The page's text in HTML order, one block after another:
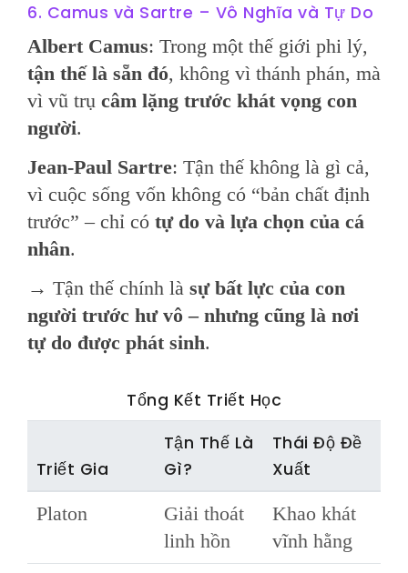
6. Camus và Sartre – Vô Nghĩa và Tự Do
Albert Camus: Trong một thế giới phi lý,
tận thế là sẵn đó, không vì thánh phán, mà
vì vũ trụ câm lặng trước khát vọng con
người.
Jean-Paul Sartre: Tận thế không là gì cả,
vì cuộc sống vốn không có “bản chất định
trước” – chỉ có tự do và lựa chọn của cá
nhân.
→ Tận thế chính là sự bất lực của con
người trước hư vô – nhưng cũng là nơi
tự do được phát sinh.
Tổng Kết Triết Học
Triết Gia
Tận Thế Là
Gì?
Thái Độ Đề
Xuất
Platon
Giải thoát
linh hồn
Khao khát
vĩnh hằng